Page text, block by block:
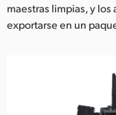
maestras limpias, y
exportarse en un